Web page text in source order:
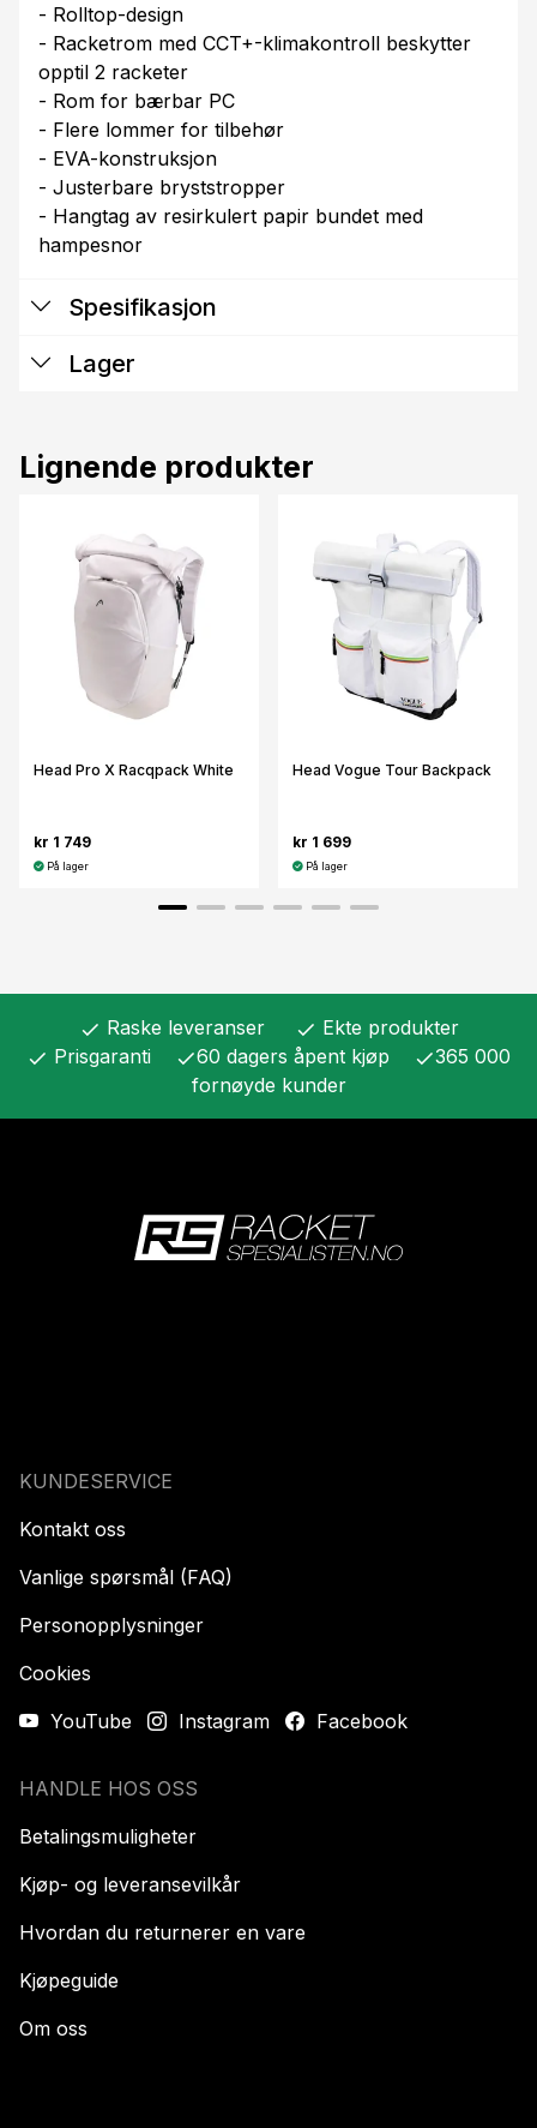
- Rolltop-design
- Racketrom med CCT+-klimakontroll beskytter
opptil 2 racketer
- Rom for bærbar PC
- Flere lommer for tilbehør
- EVA-konstruksjon
- Justerbare bryststropper
- Hangtag av resirkulert papir bundet med
hampesnor
Spesifikasjon
Lager
Lignende produkter
Head Pro X Racqpack White
kr 1 749
På lager
Head Vogue Tour Backpack
kr 1 699
På lager
check Raske leveranser check Ekte produkter
check Prisgaranti check60 dagers åpent kjøp check365 000
fornøyde kunder
KUNDESERVICE
Kontakt oss
Vanlige spørsmål (FAQ)
Personopplysninger
Cookies
YouTube
Instagram Facebook
HANDLE HOS OSS
Betalingsmuligheter
Kjøp- og leveransevilkår
Hvordan du returnerer en vare
Kjøpeguide
Om oss